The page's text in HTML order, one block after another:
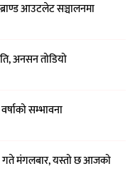
आउटलेट सञ्चालनमा
अनसन तोडियो
सम्भावना
मंगलबार, यस्तो छ आजको